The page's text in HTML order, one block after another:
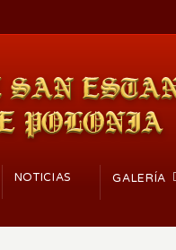
NOTICIAS GALERÍA